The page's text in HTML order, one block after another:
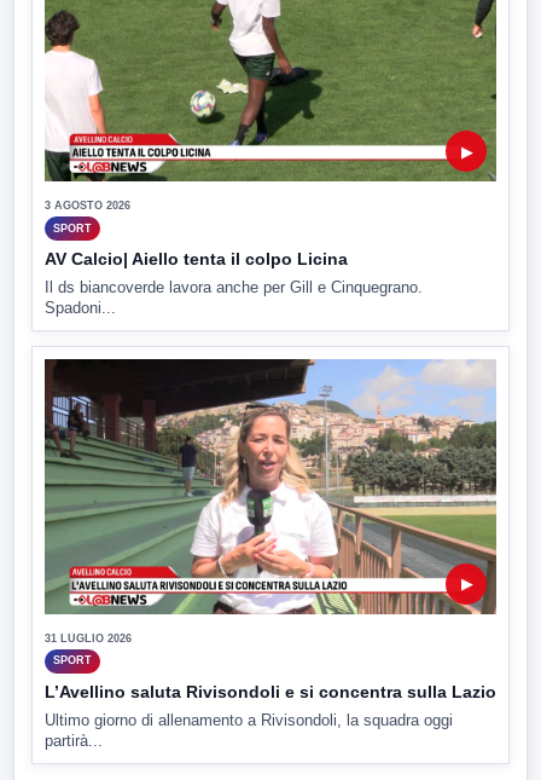
▶
3 AGOSTO 2026
SPORT
AV Calcio| Aiello tenta il colpo Licina
Il ds biancoverde lavora anche per Gill e Cinquegrano.
Spadoni...
▶
31 LUGLIO 2026
SPORT
L’Avellino saluta Rivisondoli e si concentra sulla Lazio
Ultimo giorno di allenamento a Rivisondoli, la squadra oggi
partirà...